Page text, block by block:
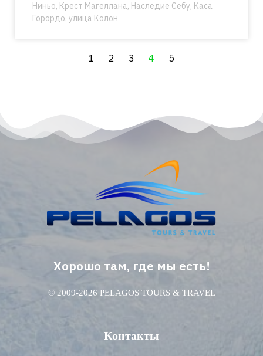
Ниньо, Крест Магеллана, Наследие Себу, Каса
Горордо, улица Колон
1 2 3 4 5
Хорошо там, где мы есть!
© 2009-2026 PELAGOS TOURS & TRAVEL
Контакты